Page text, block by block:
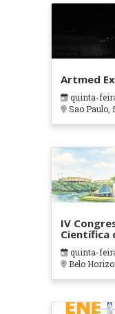
Artmed
quinta-
Sao Paulo,
IV
Científica
em
Cuidados
quinta-
Belo